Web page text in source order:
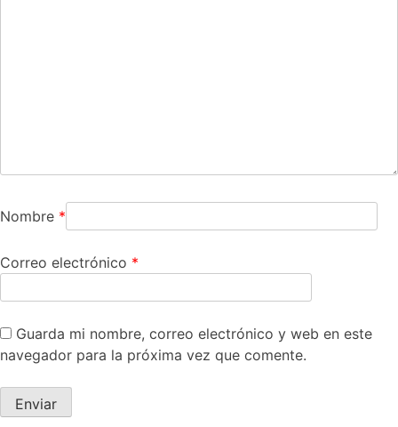
Nombre *
Correo electrónico *
Guarda mi nombre, correo electrónico y web en este
navegador para la próxima vez que comente.